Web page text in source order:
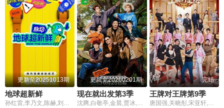
更新至20251013期
地球超新鲜
孙红雷,李乃文,陈赫,刘宇宁,龚俊,陈星旭,王玉雯,欧阳娣娣
更新至20260201期
现在就出发第3季
沈腾,白敬亭,金晨,贾冰,王安宇,胡先煦,范丞丞,黄景瑜
完结
王牌对王牌第9季
唐国强,关晓彤,宋亚轩,沙溢,杨迪,金靖,于洋,彭昱畅,沈涛,沈腾,杨幂,欧豪,张天阳,蓝盈莹,张海宇,贾冰,李梦,李乃文,冯满,小沈阳,马嘉祺,丁程鑫,刘耀文,张真源,严浩翔,贺峻霖,黄渤,范丞丞,常远,李嘉琦,付航,闫妮,黄晓明,张予曦,徐明浩